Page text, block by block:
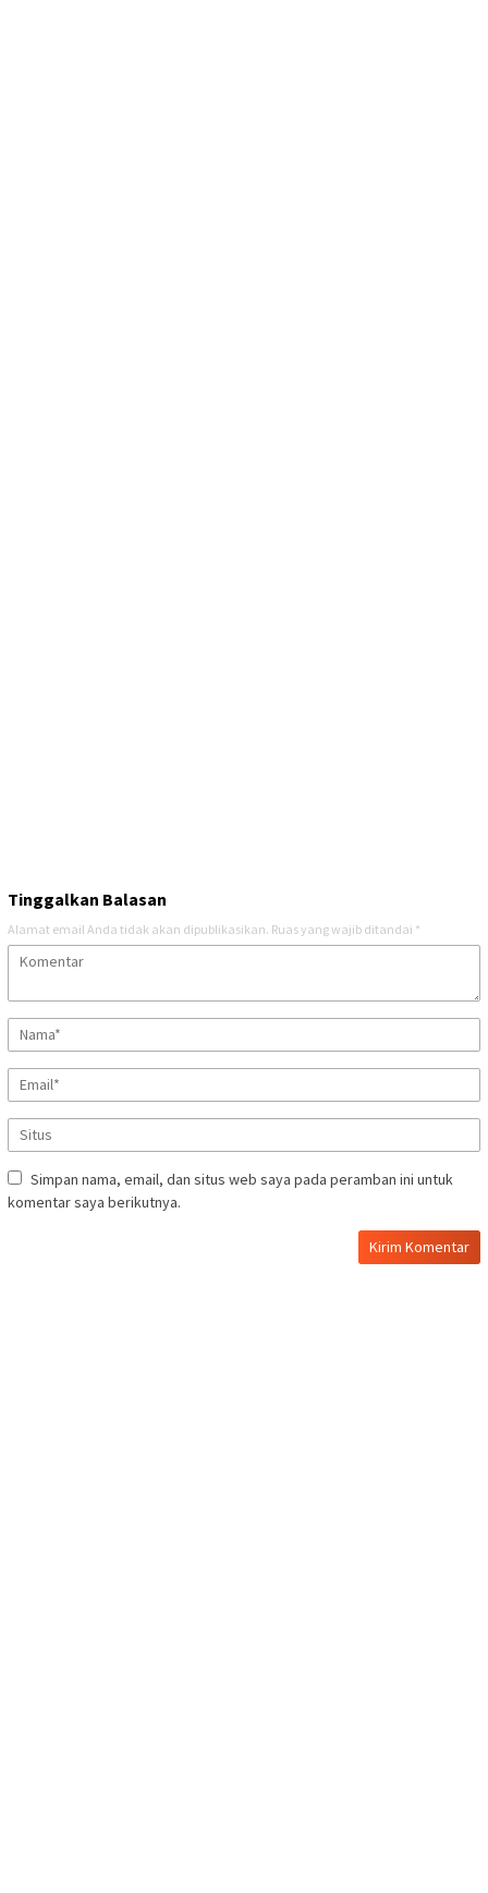
Tinggalkan Balasan
Alamat email Anda tidak akan dipublikasikan. Ruas yang wajib ditandai *
Simpan nama, email, dan situs web saya pada peramban ini untuk
komentar saya berikutnya.